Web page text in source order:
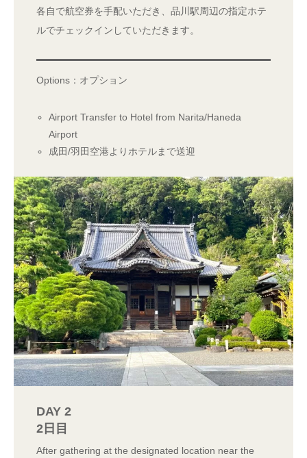
各自で航空券を手配いただき、品川駅周辺の指定ホテ
ルでチェックインしていただきます。
Options：オプション
Airport Transfer to Hotel from Narita/Haneda
Airport
成田/羽田空港よりホテルまで送迎
DAY 2
2日目
After gathering at the designated location near the